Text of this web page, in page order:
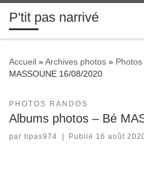
Passer au contenu
P'tit pas narrivé
Accueil » Archives photos »
MASSOUNE 16/08/2020
PHOTOS RANDOS
Albums photos – Bé
par tipas974 Publié 16 août